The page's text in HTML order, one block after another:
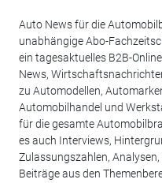
Auto News für die
unabhängige Abo-
ein tagesaktuelles B2B-
News,
zu Automodellen,
Automobilhandel und
für die gesamte
es auch Interviews,
Zulassungszahlen,
Beiträge aus den